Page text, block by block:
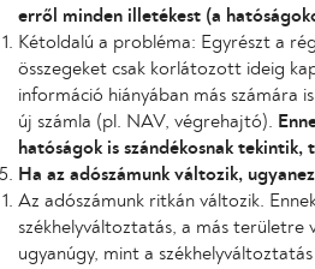
erről minden illetékest (a
Kétoldalú a probléma: Egyrészt a
összegeket csak korlátozott ideig
információ hiányában más számára
új számla (pl. NAV, végrehajtó).
hatóságok is szándékosnak tekintik,
Ha az adószámunk változik,
Az adószámunk ritkán változik.
székhelyváltoztatás, a más területre
ugyanúgy, mint a